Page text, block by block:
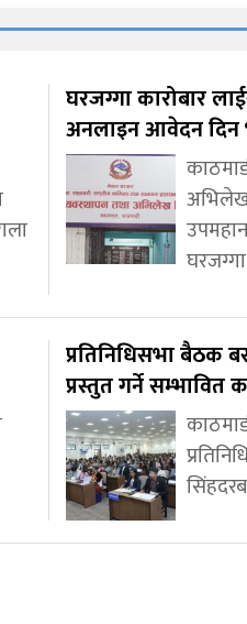
घरजग्गा कारोबार
अनलाइन आवेदन दिन
अभिलेख
प्रतिनिधिसभा बैठक
प्रस्तुत गर्ने सम्भावित